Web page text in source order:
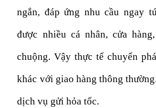
ngắn, đáp ứng nhu cầu ngay
được nhiều cá nhân, cửa
chuộng. Vậy thực tế chuyển
khác với giao hàng thông
dịch vụ gửi hỏa tốc.